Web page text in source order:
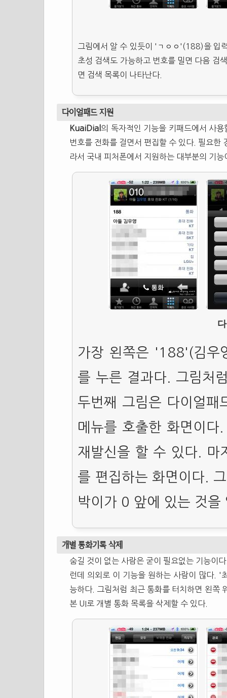
그림에서 알 수 있듯이 'ㄱㅇㅇ'(188)을 입
초성 검색도 가능하고 번호를 밀면 다음 검
면 검색 목록이 나타난다.
다이얼패드 지원
KuaiDial 의 독자적인 기능을 키패드에서 사
번호를 전화를 걸면서 편집할 수 있다. 필요한
라서 국내 피처폰에서 지원하는 대부분의 기
가장 왼쪽은 '188'(김우
를 누른 결과다. 그림처
두번째 그림은 다이얼패
메뉴를 호출한 화면이
재발신을 할 수 있다. 마
를 편집하는 화면이다.
박이가 0 앞에 있는 것을
개별 통화기록 삭제
숨길 것이 없는 사람은 굳이 필요없는 기능이
런데 의외로 이 기능을 원하는 사람이 많다. '
능하다. 그림처럼 최근 통화를 터치하면 왼쪽
본 UI로 개별 통화 목록을 삭제할 수 있다.